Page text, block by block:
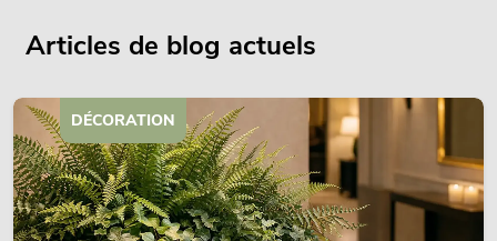
Articles de blog actuels
DÉCORATION